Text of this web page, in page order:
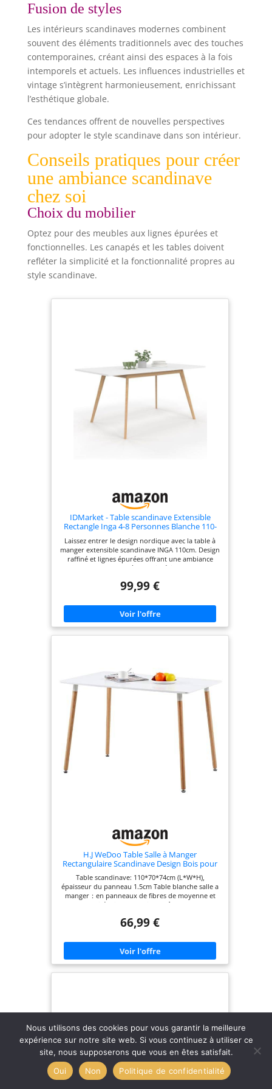
Fusion de styles
Les intérieurs scandinaves modernes combinent
souvent des éléments traditionnels avec des touches
contemporaines, créant ainsi des espaces à la fois
intemporels et actuels. Les influences industrielles et
vintage s’intègrent harmonieusement, enrichissant
l’esthétique globale.
Ces tendances offrent de nouvelles perspectives
pour adopter le style scandinave dans son intérieur.
Conseils pratiques pour créer
une ambiance scandinave
chez soi
Choix du mobilier
Optez pour des meubles aux lignes épurées et
fonctionnelles. Les canapés et les tables doivent
refléter la simplicité et la fonctionnalité propres au
style scandinave.
IDMarket - Table scandinave Extensible
Rectangle Inga 4-8 Personnes Blanche 110-
Laissez entrer le design nordique avec la table à
manger extensible scandinave INGA 110cm. Design
raffiné et lignes épurées offrant une ambiance
chaleureuse et cosy à votre intérieur Stable et
biseautés obliques scandinaves Plateau extensible
invités! Dimensions : Longueur 110-150 cm x
Largeur 80 cm x Hauteur 75cm. Largeur des pieds:
4 cm
99,99 €
H.J WeDoo Table Salle à Manger
Rectangulaire Scandinave Design Bois pour
4 a 6 Personnes Blanche 110 x 70 x74 cm
(Table Seulement)
Table scandinave: 110*70*74cm (L*W*H),
épaisseur du panneau 1.5cm Table blanche salle a
manger：en panneaux de fibres de moyenne et
haute densité, pieds en bois de hêtre, robuste et
réglables, des patins en caoutchouc sous vos pieds
une bonne stabilité de la table Table rectangulaire
salle a manger：Cette table à manger moderne
style nordique pour 4 à 6 chaises, sera un
excellent choix pour votre salle à manger ou votre
66,99 €
Nous utilisons des cookies pour vous garantir la meilleure
expérience sur notre site web. Si vous continuez à utiliser ce
site, nous supposerons que vous en êtes satisfait.
Oui
Non Politique de confidentialité